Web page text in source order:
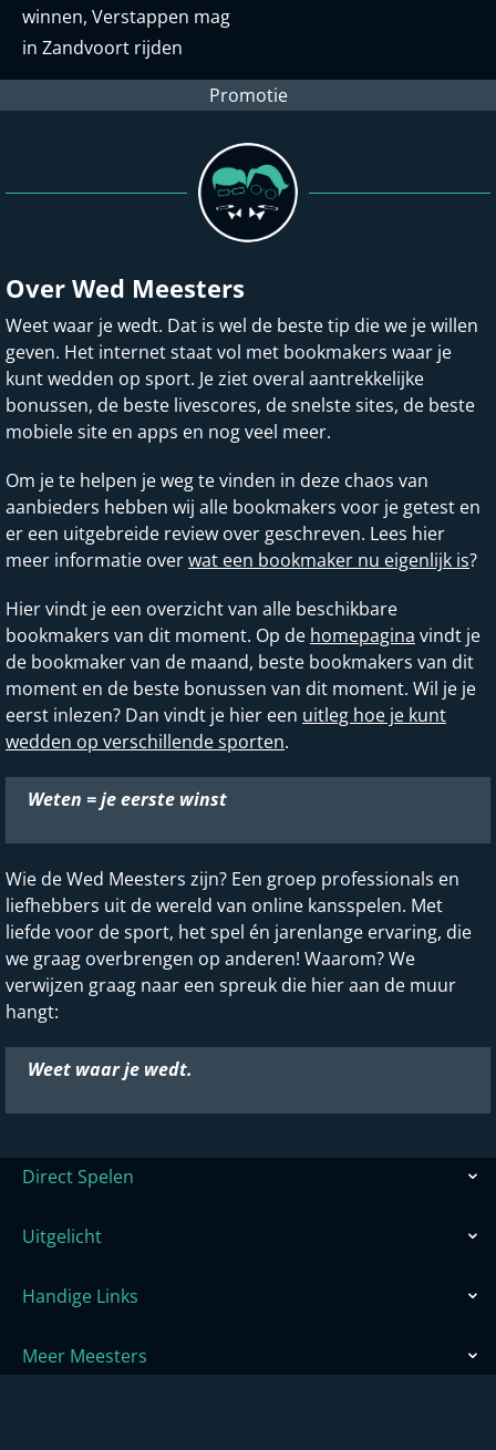
winnen, Verstappen mag
in Zandvoort rijden
Promotie
Over Wed Meesters
Weet waar je wedt. Dat is wel de beste tip die we je willen
geven. Het internet staat vol met bookmakers waar je
kunt wedden op sport. Je ziet overal aantrekkelijke
bonussen, de beste livescores, de snelste sites, de beste
mobiele site en apps en nog veel meer.
Om je te helpen je weg te vinden in deze chaos van
aanbieders hebben wij alle bookmakers voor je getest en
er een uitgebreide review over geschreven. Lees hier
meer informatie overwat een bookmaker nu eigenlijk is?
Hier vindt je een overzicht van alle beschikbare
bookmakers van dit moment. Op de homepagina vindt je
de bookmaker van de maand, beste bookmakers van dit
moment en de beste bonussen van dit moment. Wil je je
eerst inlezen? Dan vindt je hier een uitleg hoe je kunt
wedden op verschillende sporten.
Weten = je eerste winst
Wie de Wed Meesters zijn? Een groep professionals en
liefhebbers uit de wereld van online kansspelen. Met
liefde voor de sport, het spel én jarenlange ervaring, die
we graag overbrengen op anderen! Waarom? We
verwijzen graag naar een spreuk die hier aan de muur
hangt:
Weet waar je wedt.
Direct Spelen
Uitgelicht
Handige Links
Meer Meesters